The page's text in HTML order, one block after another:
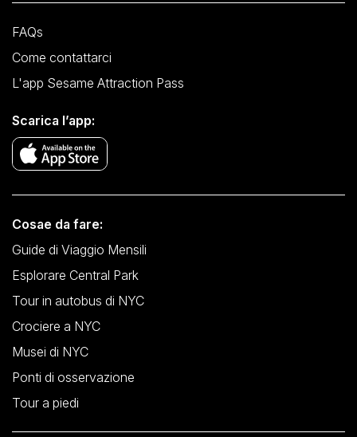
FAQs
Come contattarci
L'app Sesame Attraction Pass
Scarica l’app:
Cosae da fare:
Guide di Viaggio Mensili
Esplorare Central Park
Tour in autobus di NYC
Crociere a NYC
Musei di NYC
Ponti di osservazione
Tour a piedi